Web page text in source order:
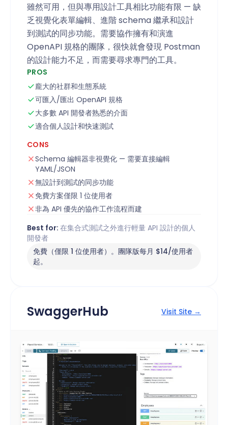
雖然可用，但與專用設計工具相比功能有限 — 缺
乏視覺化表單編輯、進階 schema 繼承和設計
到測試的同步功能。需要協作擁有和演進
OpenAPI 規格的團隊，很快就會發現 Postman
的設計能力不足，而需要尋求專門的工具。
PROS
龐大的社群和生態系統
可匯入/匯出 OpenAPI 規格
大多數 API 開發者熟悉的介面
適合個人設計和快速測試
CONS
Schema 編輯器非視覺化 — 需要直接編輯
YAML/JSON
無設計到測試的同步功能
免費方案僅限 1 位使用者
非為 API 優先的協作工作流程而建
Best for: 在集合式測試之外進行輕量 API 設計的個人
開發者
免費（僅限 1 位使用者）。團隊版每月 $14/使用者
起。
SwaggerHub Visit Site →